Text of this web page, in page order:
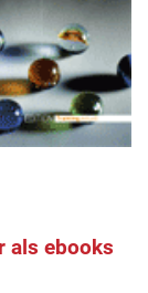
als ebooks